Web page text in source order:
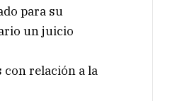
para su
un juicio
con relación a la